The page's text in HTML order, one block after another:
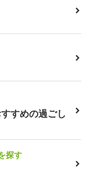
すめの過ごし
探す